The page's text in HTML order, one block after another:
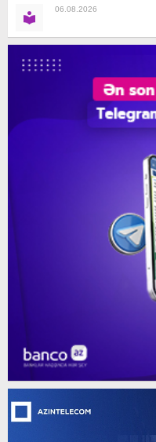
06.08.2026